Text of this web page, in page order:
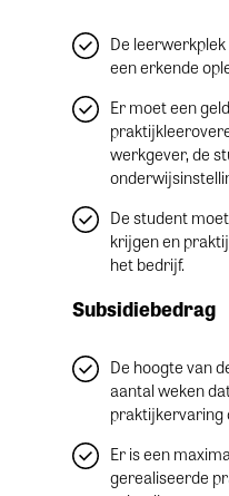
De
een erkende
Er moet een
werkgever, de
De student
krijgen en
het bedrijf.
Subsidiebedrag
De hoogte van
aantal weken
praktijkervaring
Er is een
gerealiseerde